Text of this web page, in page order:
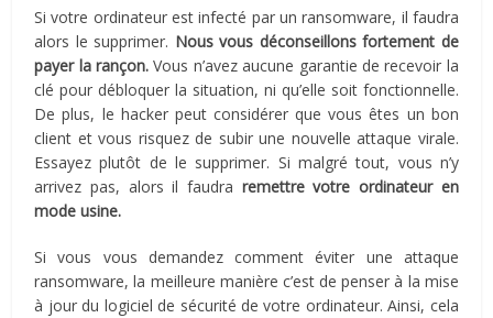
Si votre ordinateur est infecté par un ransomware, il faudra
alors le supprimer. Nous vous déconseillons fortement de
payer la rançon. Vous n’avez aucune garantie de recevoir la
clé pour débloquer la situation, ni qu’elle soit fonctionnelle.
De plus, le hacker peut considérer que vous êtes un bon
client et vous risquez de subir une nouvelle attaque virale.
Essayez plutôt de le supprimer. Si malgré tout, vous n’y
arrivez pas, alors il faudra remettre votre ordinateur en
mode usine.
Si vous vous demandez comment éviter une attaque
ransomware, la meilleure manière c’est de penser à la mise
à jour du logiciel de sécurité de votre ordinateur. Ainsi, cela